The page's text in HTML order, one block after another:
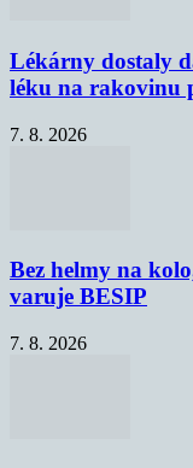
Lékárny dostaly
léku na rakovinu
7. 8. 2026
Bez helmy na
varuje BESIP
7. 8. 2026